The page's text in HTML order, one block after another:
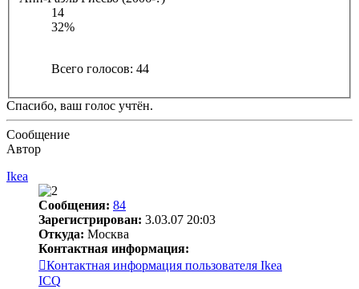
14
32%
Всего голосов: 44
Спасибо, ваш голос учтён.
Сообщение
Автор
Ikea
Сообщения: 84
Зарегистрирован: 3.03.07 20:03
Откуда: Москва
Контактная информация:
Контактная информация пользователя Ikea
ICQ